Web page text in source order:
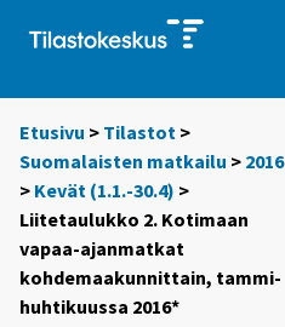
Etusivu > Tilastot >
Suomalaisten matkailu > 2016
> Kevät (1.1.-30.4) >
Liitetaulukko 2. Kotimaan
vapaa-ajanmatkat
kohdemaakunnittain, tammi-
huhtikuussa 2016*